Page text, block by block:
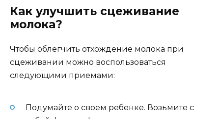
Как улучшить сцеживание
молока?
Чтобы облегчить отхождение молока при
сцеживании можно воспользоваться
следующими приемами:
Подумайте о своем ребенке. Возьмите с